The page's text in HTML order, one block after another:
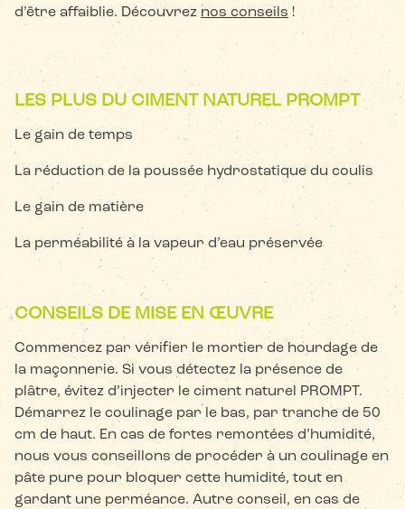
d’être affaiblie. Découvrez nos conseils !
LES PLUS DU CIMENT NATUREL PROMPT
Le gain de temps
La réduction de la poussée hydrostatique du coulis
Le gain de matière
La perméabilité à la vapeur d’eau préservée
CONSEILS DE MISE EN ŒUVRE
Commencez par vérifier le mortier de hourdage de
la maçonnerie. Si vous détectez la présence de
plâtre, évitez d’injecter le ciment naturel PROMPT.
Démarrez le coulinage par le bas, par tranche de 50
cm de haut. En cas de fortes remontées d’humidité,
nous vous conseillons de procéder à un coulinage en
pâte pure pour bloquer cette humidité, tout en
gardant une perméance. Autre conseil, en cas de